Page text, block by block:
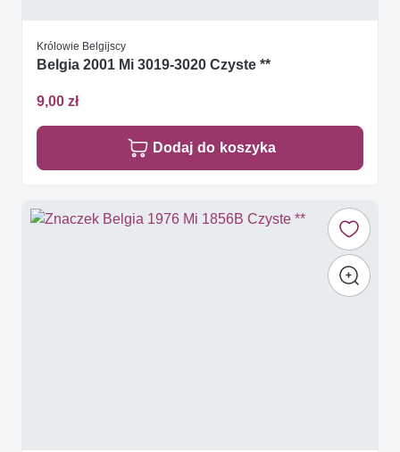
Królowie Belgijscy
Belgia 2001 Mi 3019-3020 Czyste **
9,00 zł
Dodaj do koszyka